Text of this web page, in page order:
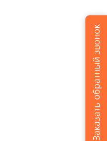
Заказать обратный звонок